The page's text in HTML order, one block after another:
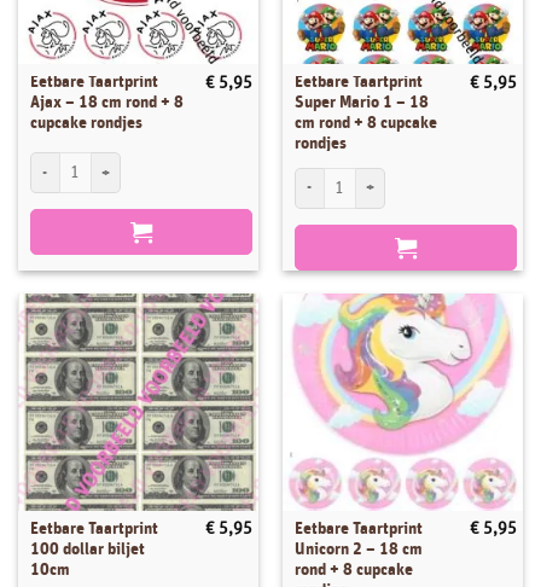
Eetbare Taartprint
Ajax – 18 cm rond + 8
cupcake rondjes
€ 5,95
Eetbare Taartprint Ajax - 18 cm rond + 8 cupcake rondjes aantal
Eetbare Taartprint
Super Mario 1 – 18
cm rond + 8 cupcake
rondjes
€ 5,95
Eetbare Taartprint Super Mario 1 - 18
Eetbare Taartprint
100 dollar biljet
10cm
€ 5,95
Eetbare Taartprint
Unicorn 2 – 18 cm
rond + 8 cupcake
€ 5,95